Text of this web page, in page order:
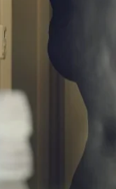
Vorschriften